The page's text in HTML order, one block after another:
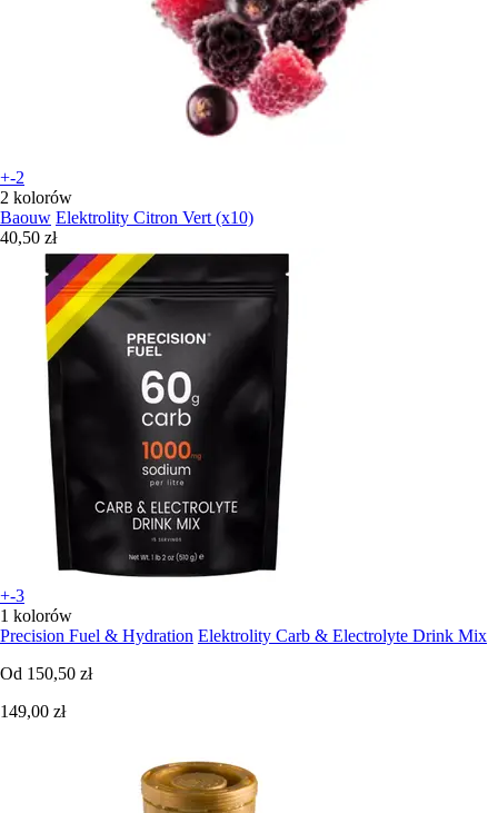
+-2
2 kolorów
Baouw Elektrolity Citron Vert (x10)
40,50 zł
+-3
1 kolorów
Precision Fuel & Hydration Elektrolity Carb & Electrolyte Drink Mix
Od 150,50 zł
149,00 zł